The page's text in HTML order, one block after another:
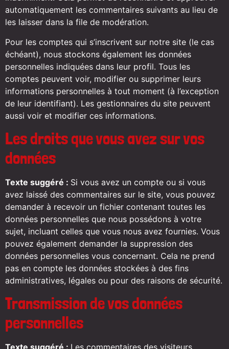
automatiquement les commentaires suivants au lieu de
les laisser dans la file de modération.
Pour les comptes qui s’inscrivent sur notre site (le cas
échéant), nous stockons également les données
personnelles indiquées dans leur profil. Tous les
comptes peuvent voir, modifier ou supprimer leurs
informations personnelles à tout moment (à l’exception
de leur identifiant). Les gestionnaires du site peuvent
aussi voir et modifier ces informations.
Les droits que vous avez sur vos
données
Texte suggéré : Si vous avez un compte ou si vous
avez laissé des commentaires sur le site, vous pouvez
demander à recevoir un fichier contenant toutes les
données personnelles que nous possédons à votre
sujet, incluant celles que vous nous avez fournies. Vous
pouvez également demander la suppression des
données personnelles vous concernant. Cela ne prend
pas en compte les données stockées à des fins
administratives, légales ou pour des raisons de sécurité.
Transmission de vos données
personnelles